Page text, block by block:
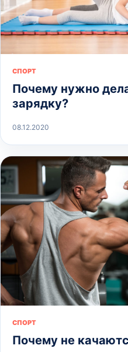
СПОРТ
Почему нужно
зарядку?
08.12.2020
СПОРТ
Почему не